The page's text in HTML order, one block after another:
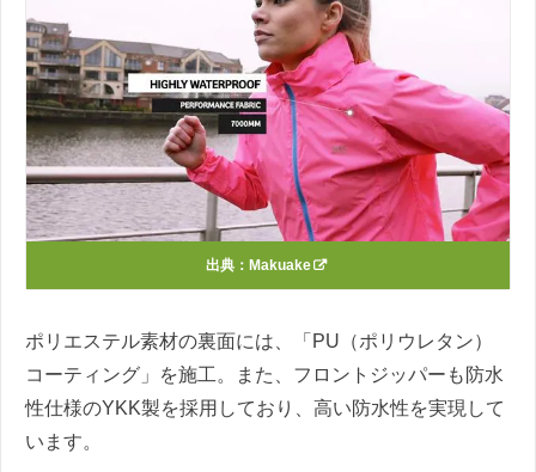
出典： Makuake
ポリエステル素材の裏面には、「PU（ポリウレタン）
コーティング」を施工。また、フロントジッパーも防水
性仕様のYKK製を採用しており、高い防水性を実現して
います。